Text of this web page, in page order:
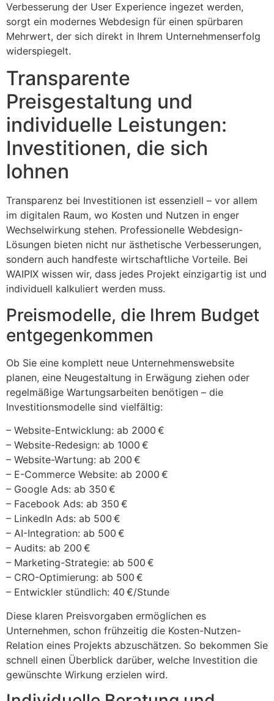
Verbesserung der User Experience ingezet werden,
sorgt ein modernes Webdesign für einen spürbaren
Mehrwert, der sich direkt in Ihrem Unternehmenserfolg
widerspiegelt.
Transparente
Preisgestaltung und
individuelle Leistungen:
Investitionen, die sich
lohnen
Transparenz bei Investitionen ist essenziell – vor allem
im digitalen Raum, wo Kosten und Nutzen in enger
Wechselwirkung stehen. Professionelle Webdesign-
Lösungen bieten nicht nur ästhetische Verbesserungen,
sondern auch handfeste wirtschaftliche Vorteile. Bei
WAIPIX wissen wir, dass jedes Projekt einzigartig ist und
individuell kalkuliert werden muss.
Preismodelle, die Ihrem Budget
entgegenkommen
Ob Sie eine komplett neue Unternehmenswebsite
planen, eine Neugestaltung in Erwägung ziehen oder
regelmäßige Wartungsarbeiten benötigen – die
Investitionsmodelle sind vielfältig:
– Website-Entwicklung: ab 2000 €
– Website-Redesign: ab 1000 €
– Website-Wartung: ab 200 €
– E-Commerce Website: ab 2000 €
– Google Ads: ab 350 €
– Facebook Ads: ab 350 €
– LinkedIn Ads: ab 500 €
– AI-Integration: ab 500 €
– Audits: ab 200 €
– Marketing-Strategie: ab 500 €
– CRO-Optimierung: ab 500 €
– Entwickler stündlich: 40 €/Stunde
Diese klaren Preisvorgaben ermöglichen es
Unternehmen, schon frühzeitig die Kosten-Nutzen-
Relation eines Projekts abzuschätzen. So bekommen Sie
schnell einen Überblick darüber, welche Investition die
gewünschte Wirkung erzielen wird.